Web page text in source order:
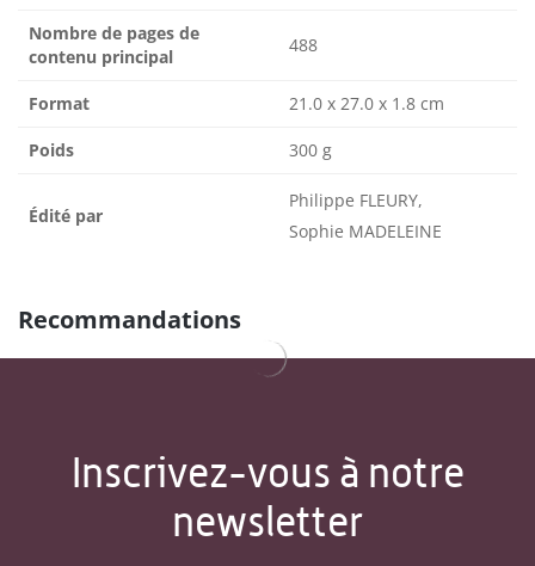
Nombre de pages de
contenu principal
488
Format 21.0 x 27.0 x 1.8 cm
Poids 300 g
Édité par
Philippe FLEURY,
Sophie MADELEINE
Recommandations
Inscrivez-vous à notre
newsletter